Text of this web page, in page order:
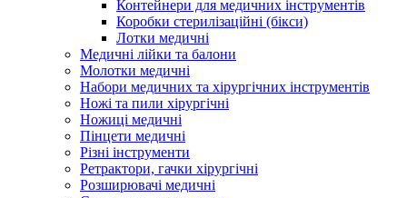
Контейнери для медичних інструментів
Коробки стерилізаційні (бікси)
Лотки медичні
Медичні лійки та балони
Молотки медичні
Набори медичних та хірургічних інструментів
Ножі та пили хірургічні
Ножиці медичні
Пінцети медичні
Різні інструменти
Ретрактори, гачки хірургічні
Розширювачі медичні